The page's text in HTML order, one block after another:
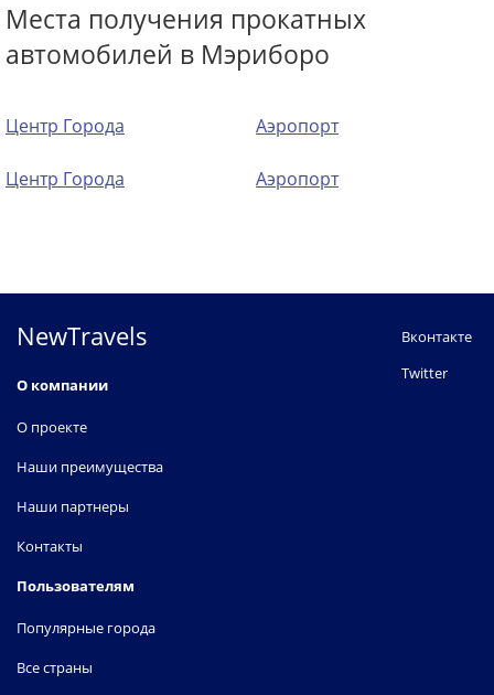
Места получения прокатных
автомобилей в Мэриборо
Центр Города
Центр Города
Аэропорт
Аэропорт
NewTravels
О компании
О проекте
Наши преимущества
Наши партнеры
Контакты
Пользователям
Популярные города
Все страны
Вконтакте
Twitter